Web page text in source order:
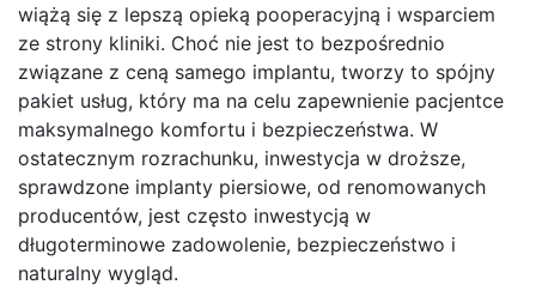
wiążą się z lepszą opieką pooperacyjną i wsparciem
ze strony kliniki. Choć nie jest to bezpośrednio
związane z ceną samego implantu, tworzy to spójny
pakiet usług, który ma na celu zapewnienie pacjentce
maksymalnego komfortu i bezpieczeństwa. W
ostatecznym rozrachunku, inwestycja w droższe,
sprawdzone implanty piersiowe, od renomowanych
producentów, jest często inwestycją w
długoterminowe zadowolenie, bezpieczeństwo i
naturalny wygląd.